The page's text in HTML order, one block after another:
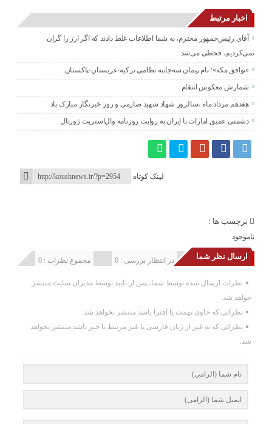
اخبار مرتبط
آقای رئیس‌جمهور محترم، به شما اطلاعات غلط دادند که اگر ارز را گران
نمی‌کردیم، قحطی می‌شد
«توافق مکه»؛ نام پیمان سه‌جانبه نظامی ترکیه-عربستان-پاکستان
شمارش معکوس انتقام
هفدهم مرداد ماه ،سالروز شهاد شهید صارمی و روز خبرنگار مبارک باد
دشمنی عمیق امارات با ایران به روایت روزنامه وال‌استریت ژورنال
لینک کوتاه
برچسب ها :
ناموجود
ارسال نظر شما مجموع نظرات : 0 در انتظار بررسی : 0 انتشار یافته : 0
نظرات ارسال شده توسط شما، پس از تایید توسط مدیران سایت منتشر
خواهد شد.
نظراتی که حاوی تهمت یا افترا باشد منتشر نخواهد شد.
نظراتی که به غیر از زبان فارسی یا غیر مرتبط با خبر باشد منتشر نخواهد
شد.